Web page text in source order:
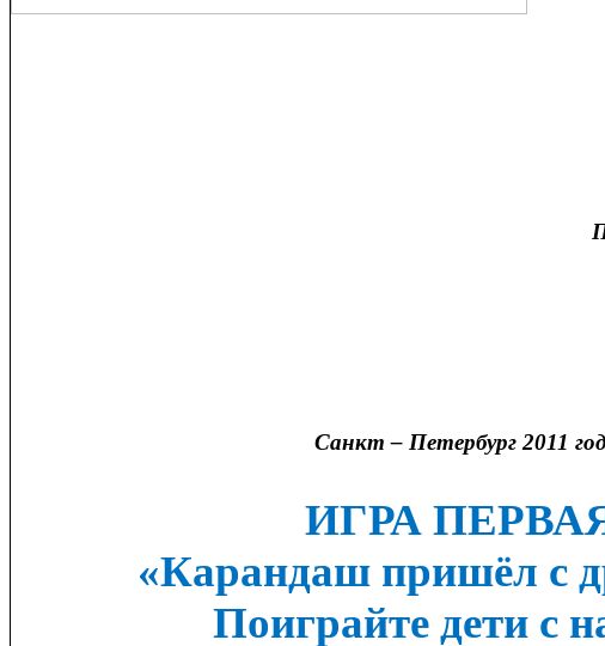
группы
Елена
Санкт – Петербург 2011 год
ИГРА
«Карандаш пришёл с
Поиграйте дети с